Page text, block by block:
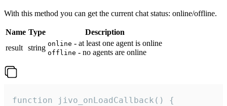
With this method you can get the current chat status: online/offline.
Name Type
Description
result string online - at least one agent is online
offline - no agents are online
function jivo_onLoadCallback() {